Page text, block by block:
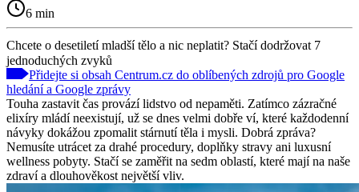
6 min
Chcete o desetiletí mladší tělo a nic neplatit? Stačí dodržovat 7
jednoduchých zvyků
Přidejte si obsah Centrum.cz do oblíbených zdrojů pro Google
hledání a Google zprávy
Touha zastavit čas provází lidstvo od nepaměti. Zatímco zázračné
elixíry mládí neexistují, už se dnes velmi dobře ví, které každodenní
návyky dokážou zpomalit stárnutí těla i mysli. Dobrá zpráva?
Nemusíte utrácet za drahé procedury, doplňky stravy ani luxusní
wellness pobyty. Stačí se zaměřit na sedm oblastí, které mají na naše
zdraví a dlouhověkost největší vliv.